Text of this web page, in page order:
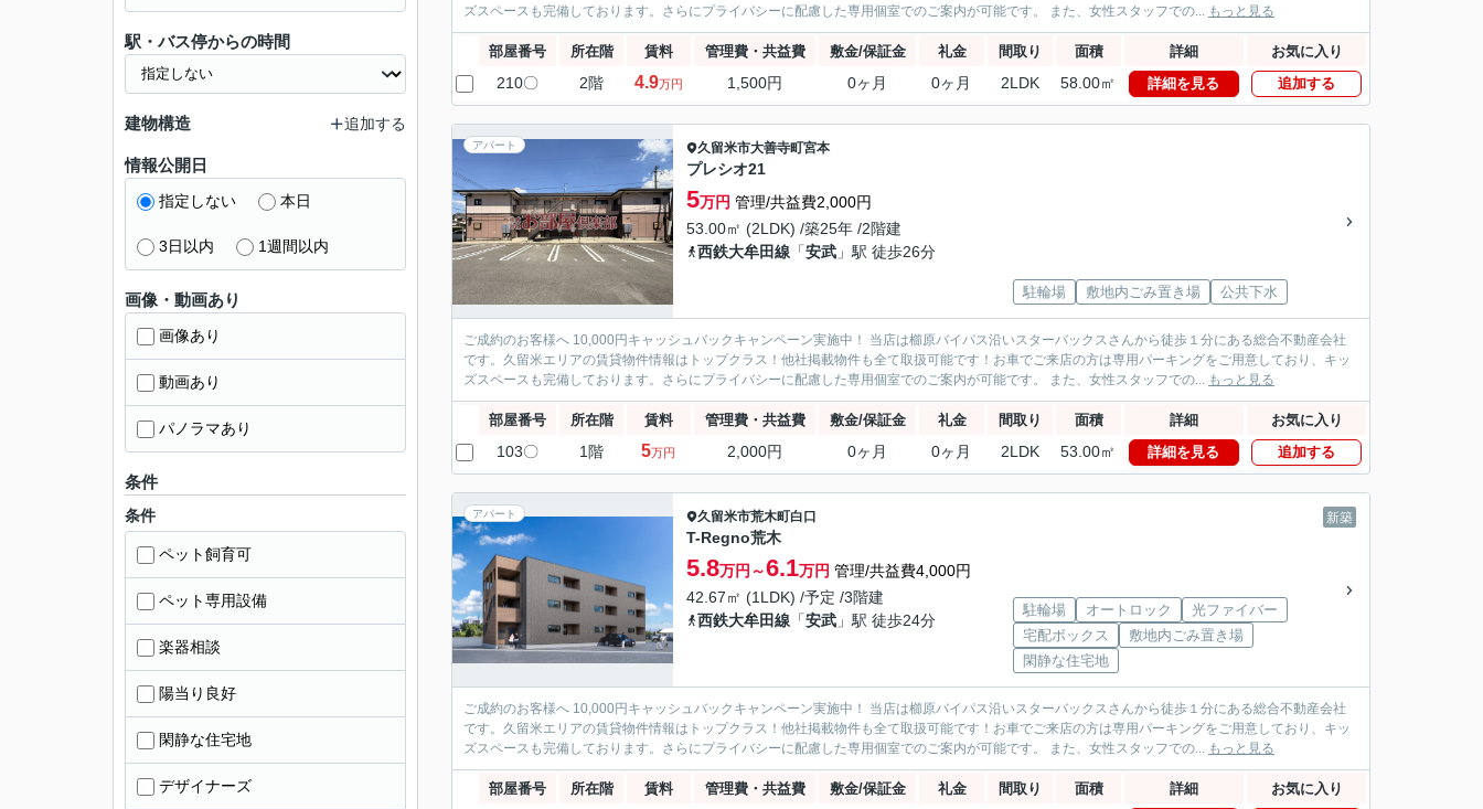
ズスペースも完備しております。さらにプライバシーに配慮した専用個室でのご案内が可能です。 また、女性スタッフでの... もっと見る
部屋番号 所在階 賃料 管理費・共益費 敷金/保証金 礼金 間取り 面積 詳細 お気に入り
210〇 2階 4.9万円 1,500円 0ヶ月 0ヶ月 2LDK 58.00㎡ 詳細を見る 追加する
アパート 久留米市大善寺町宮本
プレシオ21
5万円 管理/共益費2,000円
53.00㎡ (2LDK) /築25年 /2階建
西鉄大牟田線 「安武 」駅 徒歩26分
駐輪場 敷地内ごみ置き場 公共下水
ご成約のお客様へ 10,000円キャッシュバックキャンペーン実施中！ 当店は櫛原バイパス沿いスターバックスさんから徒歩１分にある総合不動産会社
です。久留米エリアの賃貸物件情報はトップクラス！他社掲載物件も全て取扱可能です！お車でご来店の方は専用パーキングをご用意しており、キッ
ズスペースも完備しております。さらにプライバシーに配慮した専用個室でのご案内が可能です。 また、女性スタッフでの... もっと見る
部屋番号 所在階 賃料 管理費・共益費 敷金/保証金 礼金 間取り 面積 詳細 お気に入り
103〇 1階 5万円 2,000円 0ヶ月 0ヶ月 2LDK 53.00㎡ 詳細を見る 追加する
アパート 新築
久留米市荒木町白口
T-Regno荒木
5.8万円～6.1万円 管理/共益費4,000円
42.67㎡ (1LDK) /予定 /3階建
西鉄大牟田線 「安武 」駅 徒歩24分
駐輪場 オートロック
光ファイバー
宅配ボックス
敷地内ごみ置き場
閑静な住宅地
ご成約のお客様へ 10,000円キャッシュバックキャンペーン実施中！ 当店は櫛原バイパス沿いスターバックスさんから徒歩１分にある総合不動産会社
です。久留米エリアの賃貸物件情報はトップクラス！他社掲載物件も全て取扱可能です！お車でご来店の方は専用パーキングをご用意しており、キッ
ズスペースも完備しております。さらにプライバシーに配慮した専用個室でのご案内が可能です。 また、女性スタッフでの... もっと見る
部屋番号 所在階 賃料 管理費・共益費 敷金/保証金 礼金 間取り 面積 詳細 お気に入り
駅・バス停からの時間
建物構造 追加する
情報公開日
指定しない 本日
3日以内 1週間以内
画像・動画あり
画像あり
動画あり
パノラマあり
条件
条件
ペット飼育可
ペット専用設備
楽器相談
陽当り良好
閑静な住宅地
デザイナーズ